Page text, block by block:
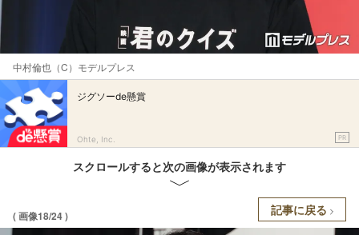
中村倫也（C）モデルプレス
ジグソーde懸賞
Ohte, Inc. PR
スクロールすると次の画像が表示されます
( 画像18/24 ) 記事に戻る